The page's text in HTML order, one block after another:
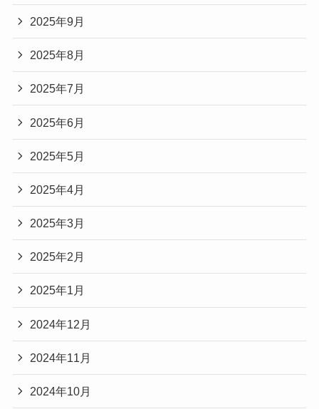
2025年9月
2025年8月
2025年7月
2025年6月
2025年5月
2025年4月
2025年3月
2025年2月
2025年1月
2024年12月
2024年11月
2024年10月